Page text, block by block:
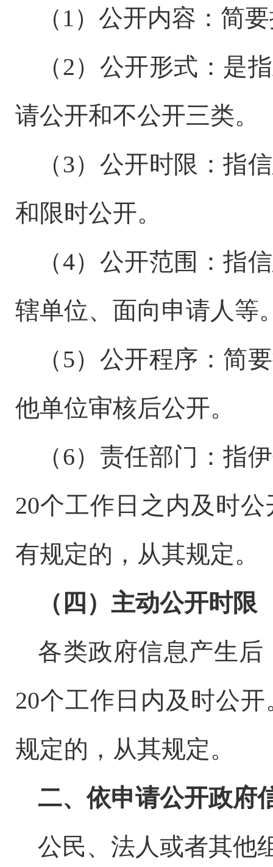
（ 1）公开内容：简
（2）公开形式：是
请公开和不公开三类。
（ 3）公开时限：指
和限时公开。
（4）公开范围：指
辖单位、面向申请人等
（ 5）公开程序：简
他单位审核后公开。
（6）责任部门：指
20个工作日之内及时
有规定的，从其规定。
（ 四 ）主动公开时限
各类政府信息产生后
20个工作日内及时公开
规定的，从其规定。
二、依申请公开政府
公民、法人或者其他